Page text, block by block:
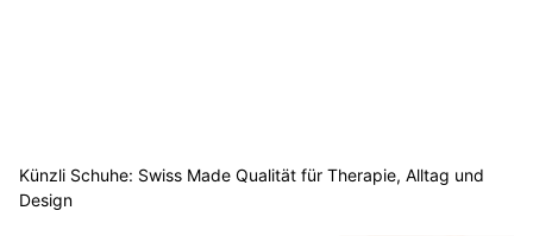
Künzli Schuhe: Swiss Made Qualität für Therapie, Alltag und
Design